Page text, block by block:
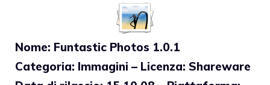
Nome: Funtastic Photos 1.0.1
Categoria: Immagini – Licenza: Shareware